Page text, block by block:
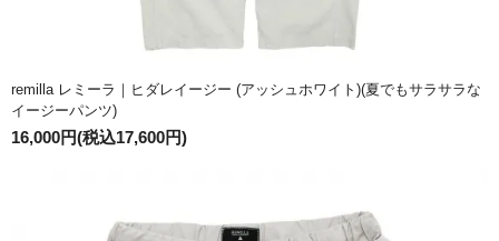
remilla レミーラ｜ヒダレイージー (アッシュホワイト)(夏でもサラサラな
イージーパンツ)
16,000円(税込17,600円)